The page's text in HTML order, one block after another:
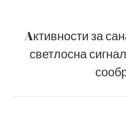
Aктивности за
светлосна